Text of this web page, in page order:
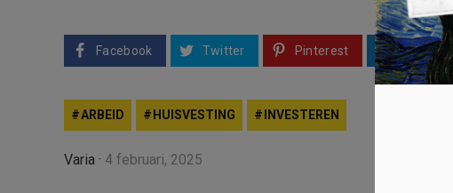
Facebook Twitter Pinterest LinkedIn
ARBEID HUISVESTING INVESTEREN
Varia · 4 februari, 2025